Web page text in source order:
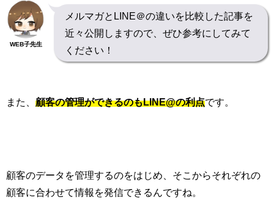
WEB子先生
メルマガとLINE＠の違いを比較した記事を
近々公開しますので、ぜひ参考にしてみて
ください！
また、 顧客の管理ができるのもLINE@の利点です。
顧客のデータを管理するのをはじめ、そこからそれぞれの
顧客に合わせて情報を発信できるんですね。